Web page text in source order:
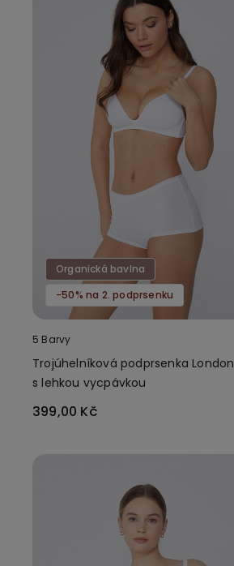
Organická bavlna
-50% na 2. podprsenku
5 Barvy
Trojúhelníková podprsenka London
s lehkou vycpávkou
399,00 Kč